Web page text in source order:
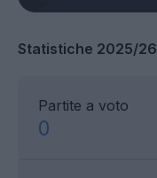
Statistiche 2025/26
Partite a voto
0